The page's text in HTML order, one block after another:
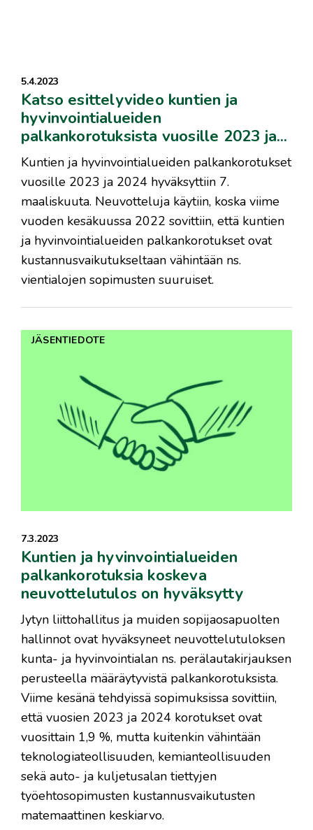
5.4.2023
Katso esittelyvideo kuntien ja
hyvinvointialueiden
palkankorotuksista vuosille 2023 ja...
Kuntien ja hyvinvointialueiden palkankorotukset
vuosille 2023 ja 2024 hyväksyttiin 7.
maaliskuuta. Neuvotteluja käytiin, koska viime
vuoden kesäkuussa 2022 sovittiin, että kuntien
ja hyvinvointialueiden palkankorotukset ovat
kustannusvaikutukseltaan vähintään ns.
vientialojen sopimusten suuruiset.
JÄSENTIEDOTE
7.3.2023
Kuntien ja hyvinvointialueiden
palkankorotuksia koskeva
neuvottelutulos on hyväksytty
Jytyn liittohallitus ja muiden sopijaosapuolten
hallinnot ovat hyväksyneet neuvottelutuloksen
kunta- ja hyvinvointialan ns. perälautakirjauksen
perusteella määräytyvistä palkankorotuksista.
Viime kesänä tehdyissä sopimuksissa sovittiin,
että vuosien 2023 ja 2024 korotukset ovat
vuosittain 1,9 %, mutta kuitenkin vähintään
teknologiateollisuuden, kemianteollisuuden
sekä auto- ja kuljetusalan tiettyjen
työehtosopimusten kustannusvaikutusten
matemaattinen keskiarvo.